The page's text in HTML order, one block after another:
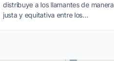
distribuye a los llamantes de manera
justa y equitativa entre los